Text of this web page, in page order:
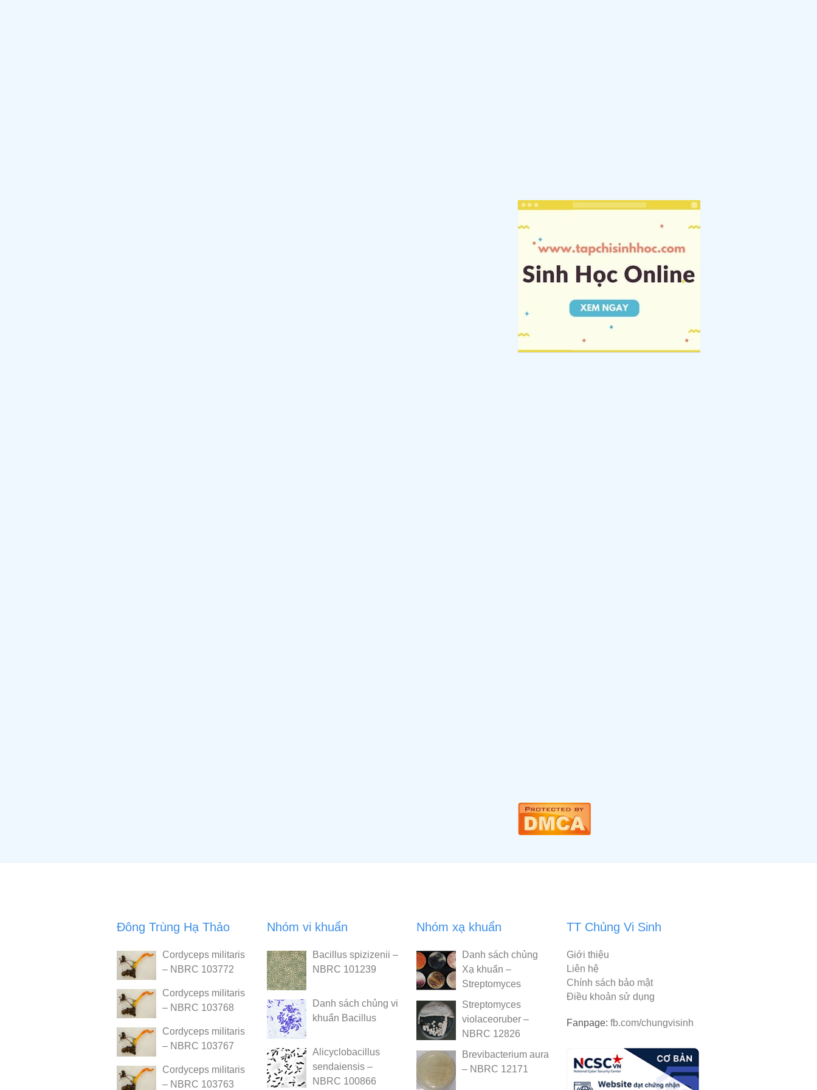
Đông Trùng Hạ Thảo
Cordyceps militaris
– NBRC 103772
Cordyceps militaris
– NBRC 103768
Cordyceps militaris
– NBRC 103767
Cordyceps militaris
– NBRC 103763
Nhóm vi khuẩn
Bacillus spizizenii –
NBRC 101239
Danh sách chủng vi
khuẩn Bacillus
Alicyclobacillus
sendaiensis –
NBRC 100866
Nhóm xạ khuẩn
Danh sách chủng
Xạ khuẩn –
Streptomyces
Streptomyces
violaceoruber –
NBRC 12826
Brevibacterium aurantiacum
– NBRC 12171
TT Chủng Vi Sinh
Giới thiệu
Liên hệ
Chính sách bảo mật
Điều khoản sử dụng
Fanpage:fb.com/chungvisinh